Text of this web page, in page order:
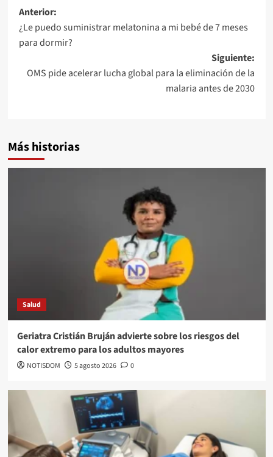
Anterior:
¿Le puedo suministrar melatonina a mi bebé de 7 meses
para dormir?
Siguiente:
OMS pide acelerar lucha global para la eliminación de la
malaria antes de 2030
Más historias
Salud
Geriatra Cristián Bruján advierte sobre los riesgos del
calor extremo para los adultos mayores
NOTISDOM 5 agosto 2026 0